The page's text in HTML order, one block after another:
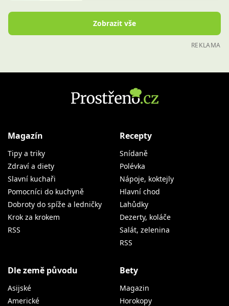
Zobrazit vše
REKLAMA
Magazín
Tipy a triky
Zdraví a diety
Slavní kuchaři
Pomocníci do kuchyně
Dobroty do spíže a ledničky
Krok za krokem
RSS
Recepty
Snídaně
Polévka
Nápoje, koktejly
Hlavní chod
Lahůdky
Dezerty, koláče
Salát, zelenina
RSS
Dle země původu
Asijské
Americké
Bety
Magazin
Horokopy